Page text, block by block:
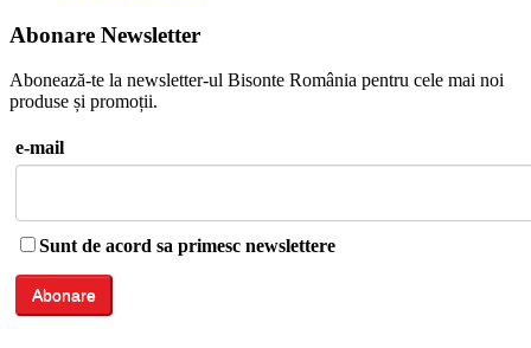
Abonare Newsletter
Abonează-te la newsletter-ul Bisonte România pentru cele mai noi
produse și promoții.
e-mail
Sunt de acord sa primesc newslettere